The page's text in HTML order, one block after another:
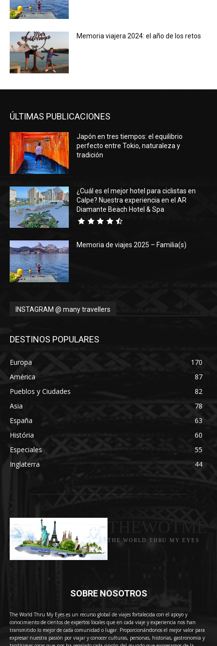
Memoria viajera 2024: el año de los retos
ÚLTIMAS PUBLICACIONES
Japón en tres tiempos: el equilibrio
perfecto entre Tokio, naturaleza y
tradición
¿Cuál es el mejor hotel para ciclistas en
Calpe? Nuestra experiencia en el AR
Diamante Beach Hotel & Spa
Memoria de viajes 2025 – Familia(s)
INSTAGRAM @ many travellers
DESTINOS POPULARES
Europa
170
América
87
Pueblos y Ciudades
82
Asia
78
España
63
História
60
Especiales
55
Inglaterra
44
THE WORLD THRU MY EYES
SOBRE NOSOTROS
The World Thru My Eyes es un recurso global de viajes fortalecida con el apoyo y
conocimiento de cientos de expertos locales que en cada viaje y experiencia nos han
transmitido lo mejor de cada comunidad o lugar. Proporcionándonos el mejor valor para
expresar nuestra pasión por viajar y conocer culturas, personas, historias, gastronomía y